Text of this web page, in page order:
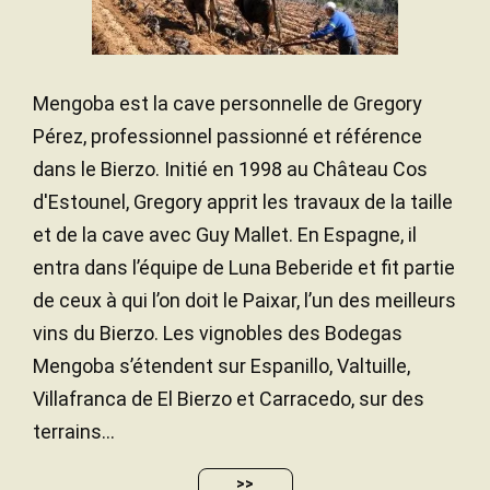
Mengoba est la cave personnelle de Gregory
Pérez, professionnel passionné et référence
dans le Bierzo. Initié en 1998 au Château Cos
d'Estounel, Gregory apprit les travaux de la taille
et de la cave avec Guy Mallet. En Espagne, il
entra dans l’équipe de Luna Beberide et fit partie
de ceux à qui l’on doit le Paixar, l’un des meilleurs
vins du Bierzo. Les vignobles des Bodegas
Mengoba s’étendent sur Espanillo, Valtuille,
Villafranca de El Bierzo et Carracedo, sur des
terrains...
>>